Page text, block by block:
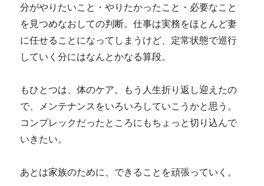
分がやりたいこと・やりたかったこと・必要なこと
を見つめなおしての判断。仕事は実務をほとんど妻
に任せることになってしまうけど、定常状態で巡行
していく分にはなんとかなる算段。
もひとつは、体のケア。もう人生折り返し迎えたの
で、メンテナンスをいろいろしていこうかと思う。
コンプレックだったところにもちょっと切り込んで
いきたい。
あとは家族のために、できることを頑張っていく。